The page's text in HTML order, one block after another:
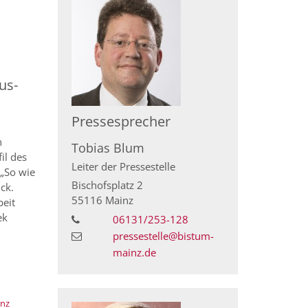
des
wie
:
Pressesprecher
Tobias Blum
Leiter der Pressestelle
Bischofsplatz 2
55116 Mainz
06131/253-128
pressestelle@bistum-
mainz.de